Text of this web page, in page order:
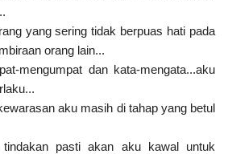
yang sering tidak berpuas hati pada
orang lain...
mengumpat dan kata-mengata...aku
aku masih di tahap yang betul
pasti akan aku kawal untuk